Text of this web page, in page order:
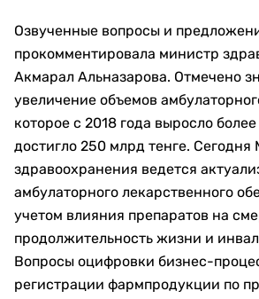
Озвученные вопросы и
прокомментировала министр
Акмарал Альназарова. Отмечено
увеличение объемов
которое с 2018 года выросло
достигло 250 млрд тенге.
здравоохранения ведется
амбулаторного лекарственного
учетом влияния препаратов на
продолжительность жизни и
Вопросы оцифровки бизнес-
регистрации фармпродукции по